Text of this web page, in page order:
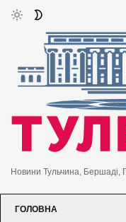
Новини Тульчина, Бершаді,
ГОЛОВНА